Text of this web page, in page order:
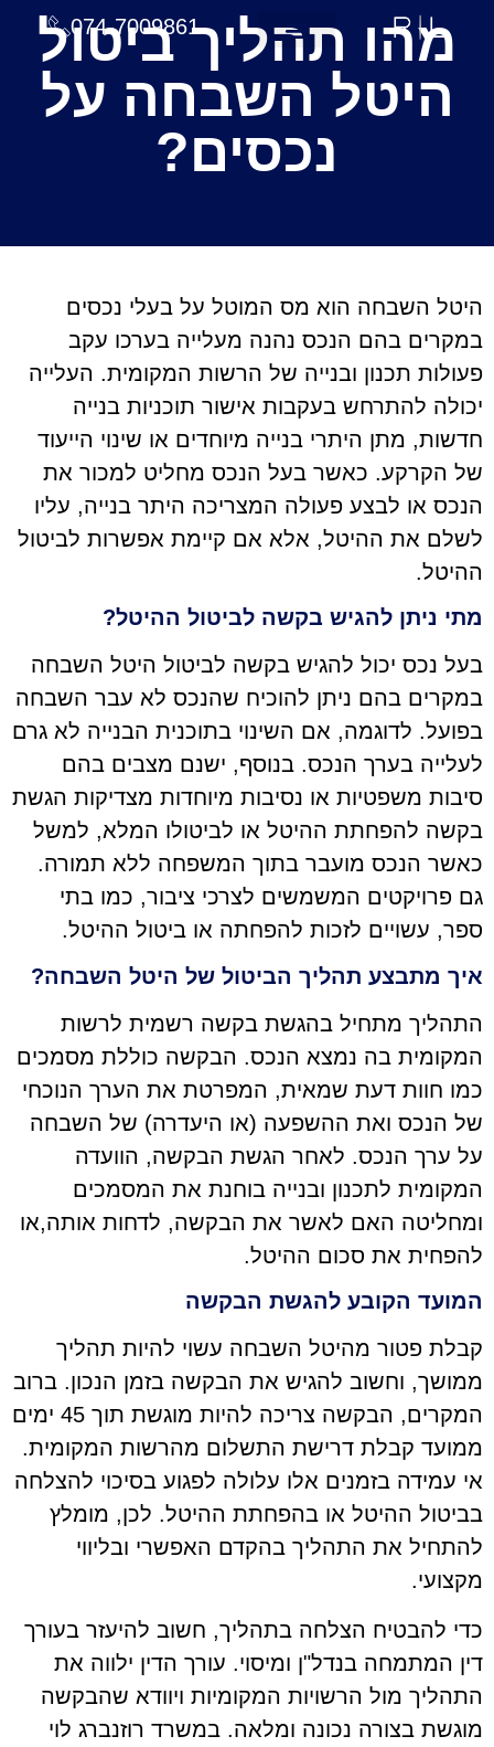
074-7009861
מהו תהליך ביטול
היטל השבחה על
נכסים?
היטל השבחה הוא מס המוטל על בעלי נכסים
במקרים בהם הנכס נהנה מעלייה בערכו עקב
פעולות תכנון ובנייה של הרשות המקומית. העלייה
יכולה להתרחש בעקבות אישור תוכניות בנייה
חדשות, מתן היתרי בנייה מיוחדים או שינוי הייעוד
של הקרקע. כאשר בעל הנכס מחליט למכור את
הנכס או לבצע פעולה המצריכה היתר בנייה, עליו
לשלם את ההיטל, אלא אם קיימת אפשרות לביטול
ההיטל.
מתי ניתן להגיש בקשה לביטול ההיטל?
בעל נכס יכול להגיש בקשה לביטול היטל השבחה
במקרים בהם ניתן להוכיח שהנכס לא עבר השבחה
בפועל. לדוגמה, אם השינוי בתוכנית הבנייה לא גרם
לעלייה בערך הנכס. בנוסף, ישנם מצבים בהם
סיבות משפטיות או נסיבות מיוחדות מצדיקות הגשת
בקשה להפחתת ההיטל או לביטולו המלא, למשל
כאשר הנכס מועבר בתוך המשפחה ללא תמורה.
גם פרויקטים המשמשים לצרכי ציבור, כמו בתי
ספר, עשויים לזכות להפחתה או ביטול ההיטל.
איך מתבצע תהליך הביטול של היטל השבחה?
התהליך מתחיל בהגשת בקשה רשמית לרשות
המקומית בה נמצא הנכס. הבקשה כוללת מסמכים
כמו חוות דעת שמאית, המפרטת את הערך הנוכחי
של הנכס ואת ההשפעה (או היעדרה) של השבחה
על ערך הנכס. לאחר הגשת הבקשה, הוועדה
המקומית לתכנון ובנייה בוחנת את המסמכים
ומחליטה האם לאשר את הבקשה, לדחות אותה,או
להפחית את סכום ההיטל.
המועד הקובע להגשת הבקשה
קבלת פטור מהיטל השבחה עשוי להיות תהליך
ממושך, וחשוב להגיש את הבקשה בזמן הנכון. ברוב
המקרים, הבקשה צריכה להיות מוגשת תוך 45 ימים
ממועד קבלת דרישת התשלום מהרשות המקומית.
אי עמידה בזמנים אלו עלולה לפגוע בסיכוי להצלחה
בביטול ההיטל או בהפחתת ההיטל. לכן, מומלץ
להתחיל את התהליך בהקדם האפשרי ובליווי
מקצועי.
כדי להבטיח הצלחה בתהליך, חשוב להיעזר בעורך
דין המתמחה בנדל"ן ומיסוי. עורך הדין ילווה את
התהליך מול הרשויות המקומיות ויוודא שהבקשה
מוגשת בצורה נכונה ומלאה. במשרד רוזנברג לוי